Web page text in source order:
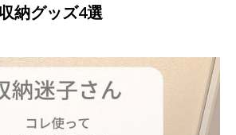
納グッズ4選